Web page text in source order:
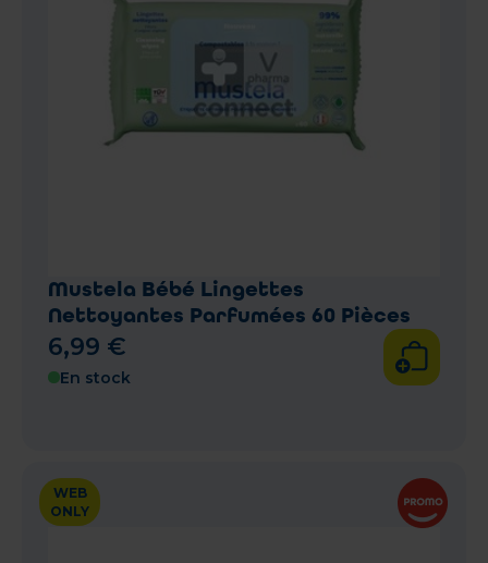
Mustela Bébé Lingettes
Nettoyantes Parfumées 60 Pièces
6,99 €
En stock
WEB
ONLY